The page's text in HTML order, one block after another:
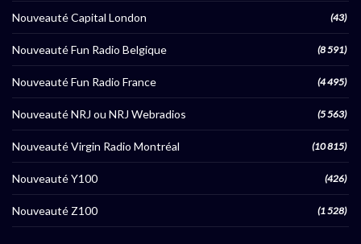
Nouveauté Capital London (43)
Nouveauté Fun Radio Belgique (8 591)
Nouveauté Fun Radio France (4 495)
Nouveauté NRJ ou NRJ Webradios (5 563)
Nouveauté Virgin Radio Montréal (10 815)
Nouveauté Y100 (426)
Nouveauté Z100 (1 528)